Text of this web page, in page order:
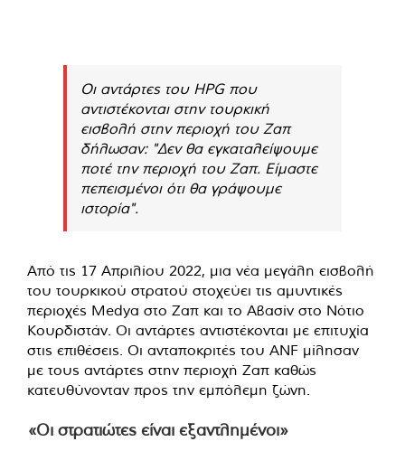
Οι αντάρτες του HPG που
αντιστέκονται στην τουρκική
εισβολή στην περιοχή του Ζαπ
δήλωσαν: "Δεν θα εγκαταλείψουμε
ποτέ την περιοχή του Ζαπ. Είμαστε
πεπεισμένοι ότι θα γράψουμε
ιστορία".
Από τις 17 Απριλίου 2022, μια νέα μεγάλη εισβολή
του τουρκικού στρατού στοχεύει τις αμυντικές
περιοχές Medya στο Ζαπ και το Αβασίν στο Νότιο
Κουρδιστάν. Οι αντάρτες αντιστέκονται με επιτυχία
στις επιθέσεις. Οι ανταποκριτές του ANF μίλησαν
με τους αντάρτες στην περιοχή Ζαπ καθώς
κατευθύνονταν προς την εμπόλεμη ζώνη.
«Οι στρατιώτες είναι εξαντλημένοι»